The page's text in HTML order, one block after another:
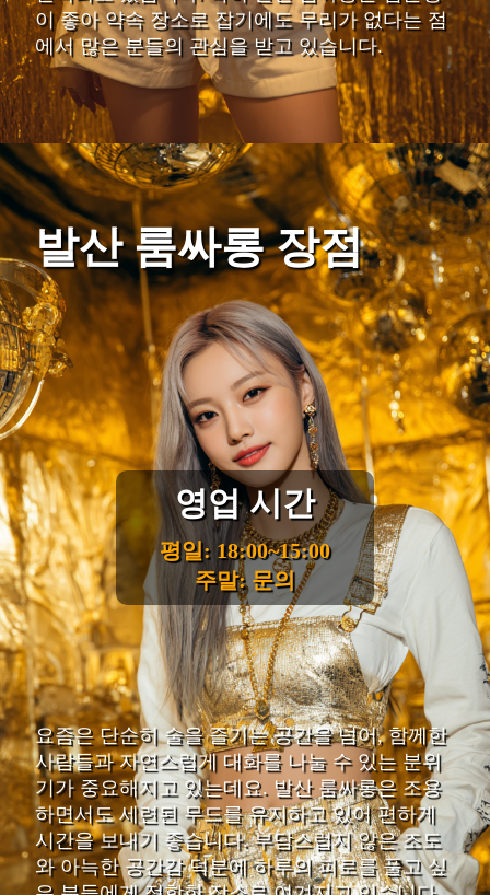
이 좋아 약속 장소로 잡기에도 무리가 없다는 점
에서 많은 분들의 관심을 받고 있습니다.
발산 룸싸롱 장점
영업 시간
평일: 18:00~15:00
주말: 문의
요즘은 단순히 술을 즐기는 공간을 넘어, 함께한
사람들과 자연스럽게 대화를 나눌 수 있는 분위
기가 중요해지고 있는데요. 발산 룸싸롱은 조용
하면서도 세련된 무드를 유지하고 있어 편하게
시간을 보내기 좋습니다. 부담스럽지 않은 조도
와 아늑한 공간감 덕분에 하루의 피로를 풀고 싶